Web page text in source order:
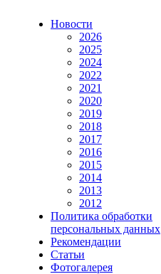
Новости
2026
2025
2024
2022
2021
2020
2019
2018
2017
2016
2015
2014
2013
2012
Политика обработки
персональных данных
Рекомендации
Статьи
Фотогалерея